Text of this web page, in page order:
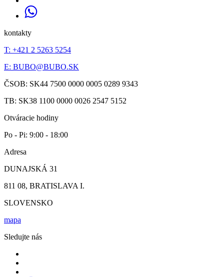
kontakty
T: +421 2 5263 5254
E: BUBO@BUBO.SK
ČSOB: SK44 7500 0000 0005 0289 9343
TB: SK38 1100 0000 0026 2547 5152
Otváracie hodiny
Po - Pi: 9:00 - 18:00
Adresa
DUNAJSKÁ 31
811 08, BRATISLAVA I.
SLOVENSKO
mapa
Sledujte nás